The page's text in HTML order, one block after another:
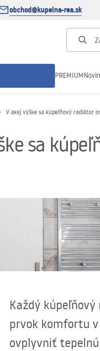
obchod@kupelna-rea.sk
PREMIUM
V akej výške sa kúpeľňový radiátor
sa
Každý
prvok komfortu
ovplyvniť